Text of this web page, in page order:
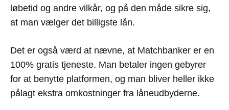
løbetid og andre vilkår, og på den måde sikre sig,
at man vælger det billigste lån.
Det er også værd at nævne, at Matchbanker er en
100% gratis tjeneste. Man betaler ingen gebyrer
for at benytte platformen, og man bliver heller ikke
pålagt ekstra omkostninger fra låneudbyderne.